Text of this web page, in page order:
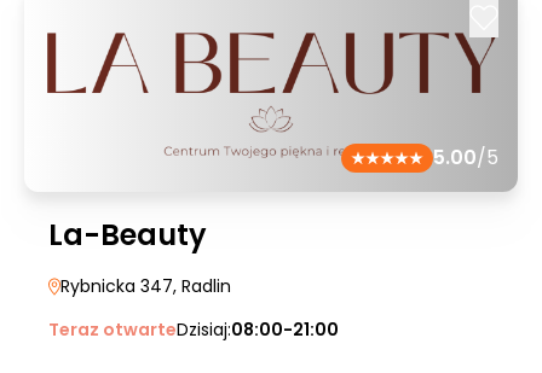
5.00/5
La-Beauty
Rybnicka 347, Radlin
Teraz otwarteDzisiaj:08:00-21:00